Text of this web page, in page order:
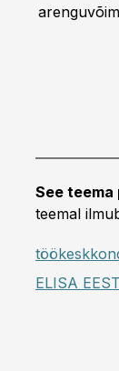
See teema
teemal
ELISA